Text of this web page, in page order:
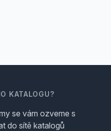
KATALOGU?
se vám ozveme s
do sítě katalogů